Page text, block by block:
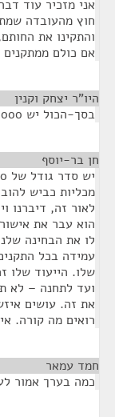
אני מזכיר עוד
והתקינו את
אם כולם
היו"ר יצחק וקנין
בסך-הכול יש 1,000 מכליות?
חן בר-יוסף
מכליות כביש
לאור זה, דיברנו
הוא עבר את אישור
לו את הבחינה
עמידה בכל
שלו. הייעוד שלו
ועד לתחנה – לא
את זה. עושים
רואים מה קורה.
חמד עמאר
כמה בערך אמור